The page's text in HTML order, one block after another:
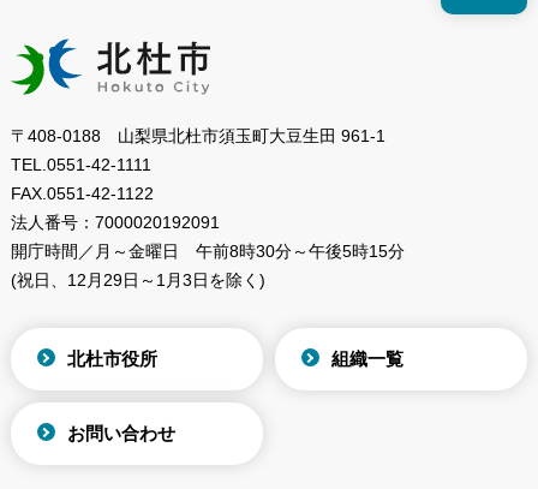
〒408-0188 山梨県北杜市須玉町大豆生田 961-1
TEL. 0551-42-1111
FAX. 0551-42-1122
法人番号： 7000020192091
開庁時間／月～金曜日
午前8時30分～午後5時15分
(祝日、12月29日～1月3日を除く)
北杜市役所 組織一覧
お問い合わせ